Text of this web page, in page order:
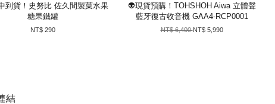
到貨！史努比 佐久間製菓水果
糖果鐵罐
NT$ 290
👽現貨預購！TOHSHOH Aiwa 立體聲
藍牙復古收音機 GAA4-RCP0001
NT$ 6,400NT$ 5,990
結